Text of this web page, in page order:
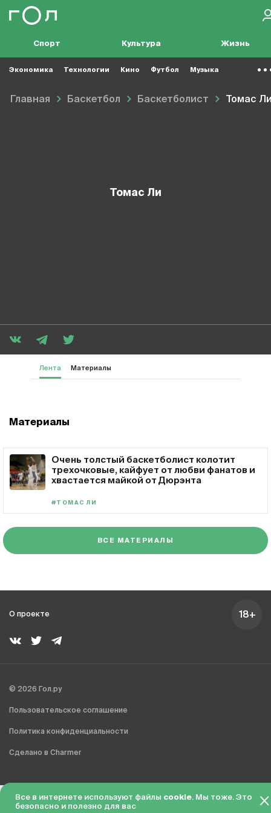
Спорт Культура Жизнь
Экономика Технологии Кино Футбол Музыка
Главная Баскетбол Баскетболист Томас
Томас Ли
Лента Материалы
Материалы
Очень толстый баскетболист колотит
трехочковые, кайфует от любви фанатов и
хвастается майкой от Дюрэнта
#ТОМАС ЛИ
ВСЕ МАТЕРИАЛЫ
О проекте 18+
© 2026 Гол.ру
Пользовательское соглашение
Политика конфиденциальности
Сделано в Charmer
Все в интернете используют файлы cookie. Мы тоже. Это
безопасно и полезно для вас